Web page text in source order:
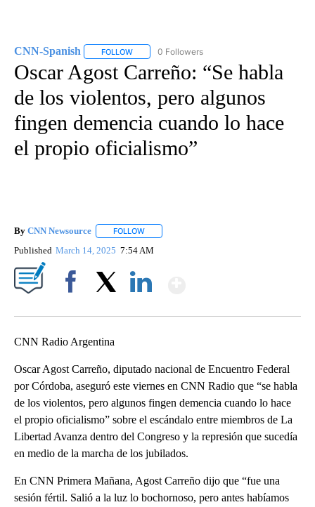
CNN-Spanish FOLLOW FOLLOW "CNN-SPANISH" TO RECEIVE
0 Followers
Oscar Agost Carreño: “Se habla
de los violentos, pero algunos
fingen demencia cuando lo hace
el propio oficialismo”
By CNN Newsource FOLLOW
Published March 14, 2025 7:54 AM
CNN Radio Argentina
Oscar Agost Carreño, diputado nacional de Encuentro Federal
por Córdoba, aseguró este viernes en CNN Radio que “se habla
de los violentos, pero algunos fingen demencia cuando lo hace
el propio oficialismo” sobre el escándalo entre miembros de La
Libertad Avanza dentro del Congreso y la represión que sucedía
en medio de la marcha de los jubilados.
En CNN Primera Mañana, Agost Carreño dijo que “fue una
sesión fértil. Salió a la luz lo bochornoso, pero antes habíamos